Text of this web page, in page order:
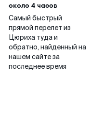
около 4 часов
Самый быстрый
прямой перелет из
Цюриха туда и
обратно, найденный на
нашем сайте за
последнее время